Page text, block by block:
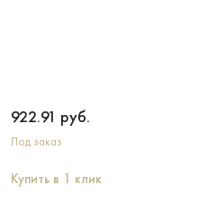
922.91 руб.
Под заказ
Купить в 1 клик